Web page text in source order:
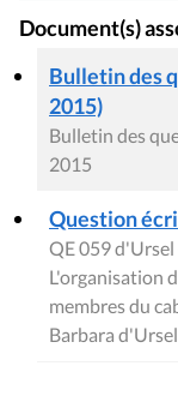
Document(s)
Bulletin des
2015)
Bulletin des
2015
Question
QE 059
L'organisation
membres du
Barbara